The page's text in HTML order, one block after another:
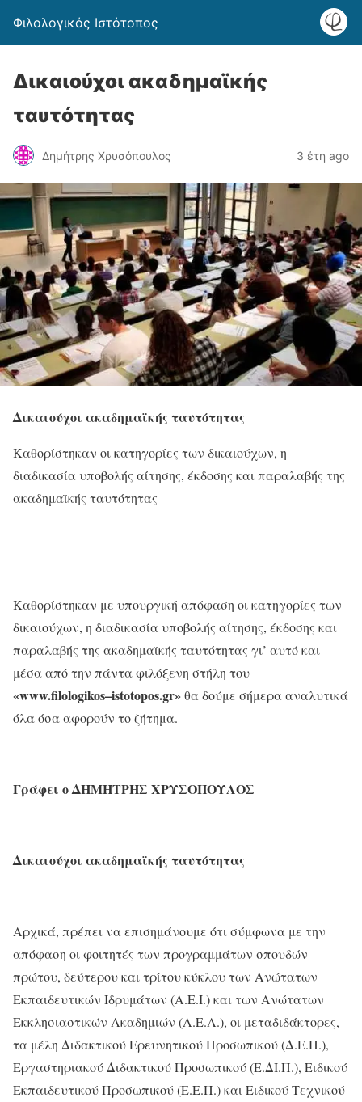
Φιλολογικός Ιστότοπος
Δικαιούχοι ακαδημαϊκής
ταυτότητας
Δημήτρης Χρυσόπουλος 3 έτη ago
Δικαιούχοι ακαδημαϊκής ταυτότητας
Καθορίστηκαν οι κατηγορίες των δικαιούχων, η
διαδικασία υποβολής αίτησης, έκδοσης και παραλαβής της
ακαδημαϊκής ταυτότητας
Καθορίστηκαν με υπουργική απόφαση οι κατηγορίες των
δικαιούχων, η διαδικασία υποβολής αίτησης, έκδοσης και
παραλαβής της ακαδημαϊκής ταυτότητας γι’ αυτό και
μέσα από την πάντα φιλόξενη στήλη του
«www.filologikos–istotopos.gr»θα δούμε σήμερα αναλυτικά
όλα όσα αφορούν το ζήτημα.
Γράφει οΔΗΜΗΤΡΗΣ ΧΡΥΣΟΠΟΥΛΟΣ
Δικαιούχοι ακαδημαϊκής ταυτότητας
Αρχικά, πρέπει να επισημάνουμε ότι σύμφωνα με την
απόφαση οι φοιτητές των προγραμμάτων σπουδών
πρώτου, δεύτερου και τρίτου κύκλου των Ανώτατων
Εκπαιδευτικών Ιδρυμάτων (Α.Ε.Ι.) και των Ανώτατων
Εκκλησιαστικών Ακαδημιών (Α.Ε.Α.), οι μεταδιδάκτορες,
τα μέλη Διδακτικού Ερευνητικού Προσωπικού (Δ.Ε.Π.),
Εργαστηριακού Διδακτικού Προσωπικού (Ε.ΔΙ.Π.), Ειδικού
Εκπαιδευτικού Προσωπικού (Ε.Ε.Π.) και Ειδικού Τεχνικού